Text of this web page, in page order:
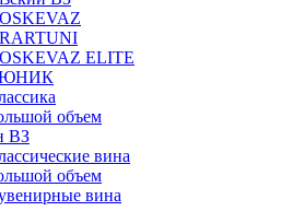
ELITE
объем
ВЗ
вина
объем
вина